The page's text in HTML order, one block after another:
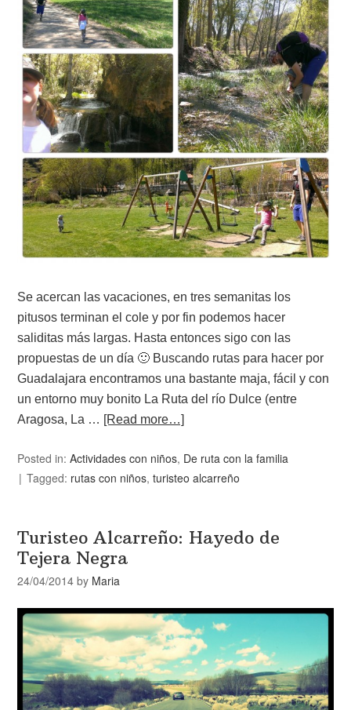
Se acercan las vacaciones, en tres semanitas los
pitusos terminan el cole y por fin podemos hacer
saliditas más largas. Hasta entonces sigo con las
propuestas de un día 🙂 Buscando rutas para hacer por
Guadalajara encontramos una bastante maja, fácil y con
un entorno muy bonito La Ruta del río Dulce (entre
Aragosa, La … [Read more…]
Posted in:Actividades con niños, De ruta con la familia
Tagged: rutas con niños,turisteo alcarreño
Turisteo Alcarreño: Hayedo de
Tejera Negra
24/04/2014 by Maria